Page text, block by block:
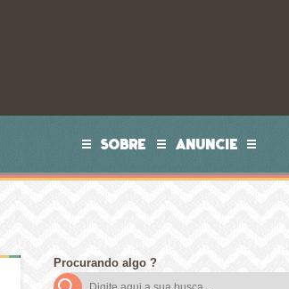
SOBRE ANUNCIE
Procurando algo ?